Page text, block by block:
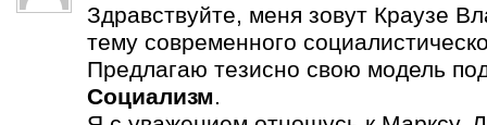
Здравствуйте, меня зовут Краузе
тему современного
Предлагаю тезисно свою модель
Социализм.